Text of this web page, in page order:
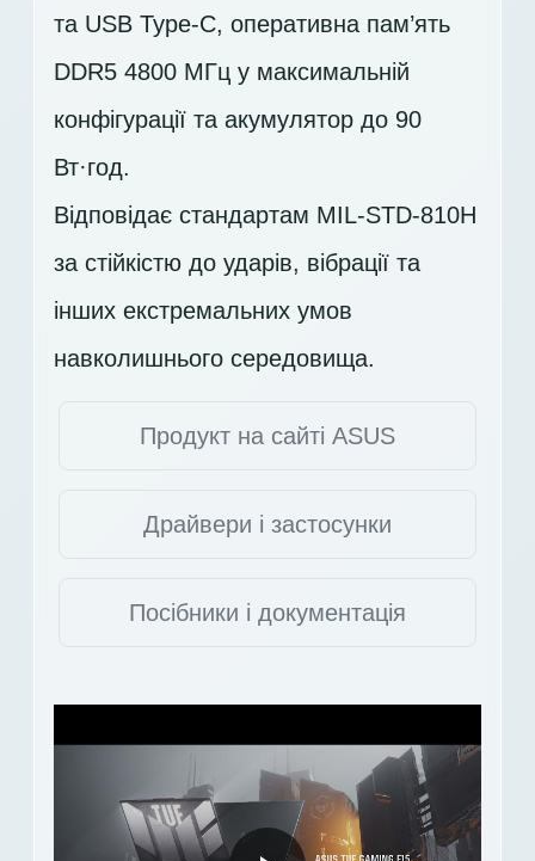
та USB Type-C, оперативна пам’ять
DDR5 4800 МГц у максимальній
конфігурації та акумулятор до 90
Вт·год.
Відповідає стандартам MIL-STD-810H
за стійкістю до ударів, вібрації та
інших екстремальних умов
навколишнього середовища.
Продукт на сайті ASUS
Драйвери і застосунки
Посібники і документація